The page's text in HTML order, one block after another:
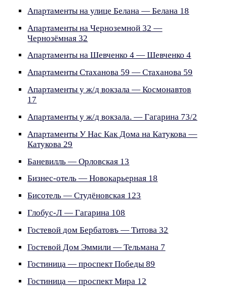
Апартаменты на улице Белана — Белана 18
Апартаменты на Черноземной 32 —
Чернозёмная 32
Апартаменты на Шевченко 4 — Шевченко 4
Апартаменты Стаханова 59 — Стаханова 59
Апартаменты у ж/д вокзала — Космонавтов
17
Апартаменты у ж/д вокзала. — Гагарина 73/2
Апартаменты У Нас Как Дома на Катукова —
Катукова 29
Баневилль — Орловская 13
Бизнес-отель — Новокарьерная 18
Бисотель — Студёновская 123
Глобус-Л — Гагарина 108
Гостевой дом Бербатовъ — Титова 32
Гостевой Дом Эммили — Тельмана 7
Гостиница — проспект Победы 89
Гостиница — проспект Мира 12